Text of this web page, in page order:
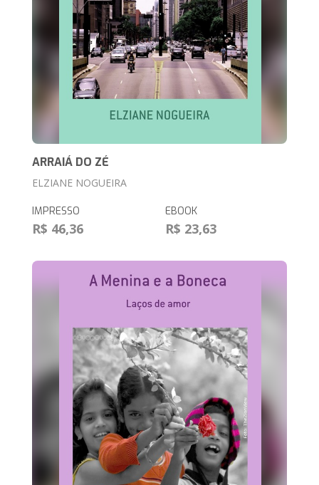
ARRAIÁ DO ZÉ
ELZIANE NOGUEIRA
IMPRESSO
R$ 46,36
EBOOK
R$ 23,63